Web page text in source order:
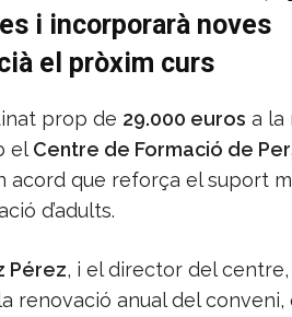
i incorporarà noves
el pròxim curs
prop de 29.000 euros a la
el Centre de Formació de
acord que reforça el suport
d’adults.
Pérez, i el director del
renovació anual del conveni,